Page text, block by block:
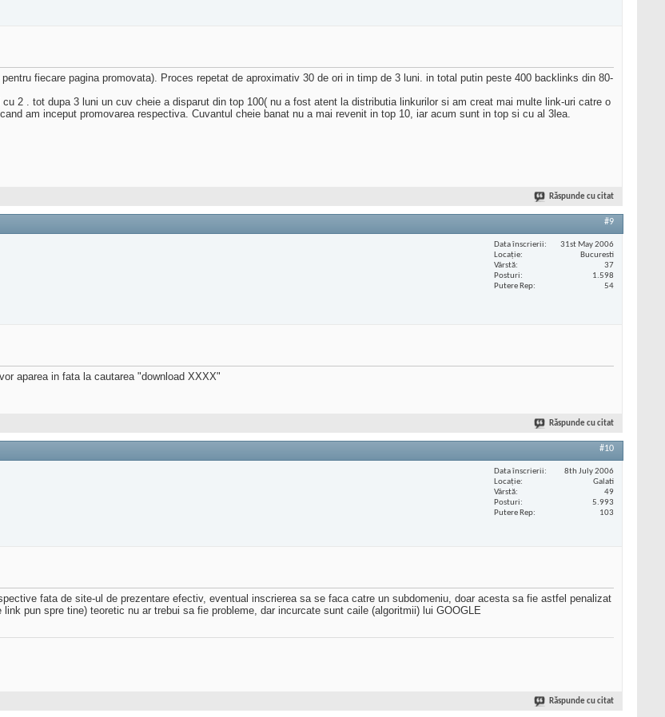
fiecare pagina promovata). Proces repetat de aproximativ 30 de ori in timp de 3 luni. in total putin peste 400 backlinks din 80-
2 . tot dupa 3 luni un cuv cheie a disparut din top 100( nu a fost atent la distributia linkurilor si am creat mai multe link-uri catre o
am inceput promovarea respectiva. Cuvantul cheie banat nu a mai revenit in top 10, iar acum sunt in top si cu al 3lea.
Răspunde cu citat
#9
Data înscrierii
31st May 2006
Locaţie
Bucuresti
Vârstă
37
Posturi
1.598
Putere Rep
54
aparea in fata la cautarea "download XXXX"
Răspunde cu citat
#10
Data înscrierii
8th July 2006
Locaţie
Galati
Vârstă
49
Posturi
5.993
Putere Rep
103
fata de site-ul de prezentare efectiv, eventual inscrierea sa se faca catre un subdomeniu, doar acesta sa fie astfel penalizat
pun spre tine) teoretic nu ar trebui sa fie probleme, dar incurcate sunt caile (algoritmii) lui GOOGLE
Răspunde cu citat